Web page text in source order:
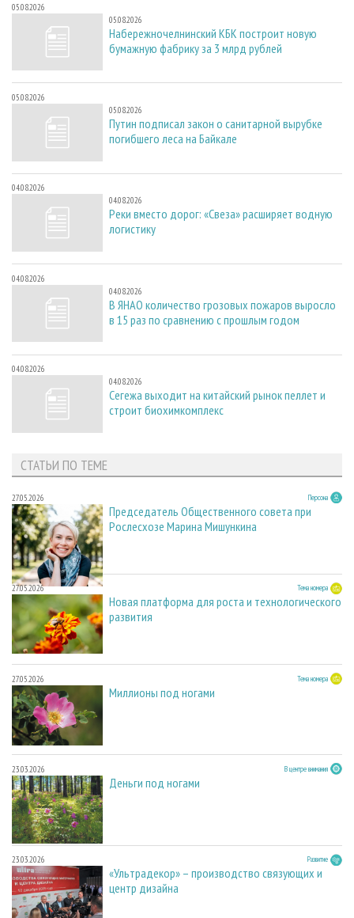
05.08.2026
05.08.2026
Набережночелнинский КБК построит новую
бумажную фабрику за 3 млрд рублей
05.08.2026
05.08.2026
Путин подписал закон о санитарной вырубке
погибшего леса на Байкале
04.08.2026
04.08.2026
Реки вместо дорог: «Свеза» расширяет водную
логистику
04.08.2026
04.08.2026
В ЯНАО количество грозовых пожаров выросло
в 15 раз по сравнению с прошлым годом
04.08.2026
04.08.2026
Сегежа выходит на китайский рынок пеллет и
строит биохимкомплекс
СТАТЬИ ПО ТЕМЕ
27.05.2026 Персона
Председатель Общественного совета при
Рослесхозе Марина Мишункина
27.05.2026 Тема номера
Новая платформа для роста и технологического
развития
27.05.2026 Тема номера
Миллионы под ногами
23.03.2026 В центре внимания
Деньги под ногами
23.03.2026 Развитие
«Ультрадекор» – производство связующих и
центр дизайна